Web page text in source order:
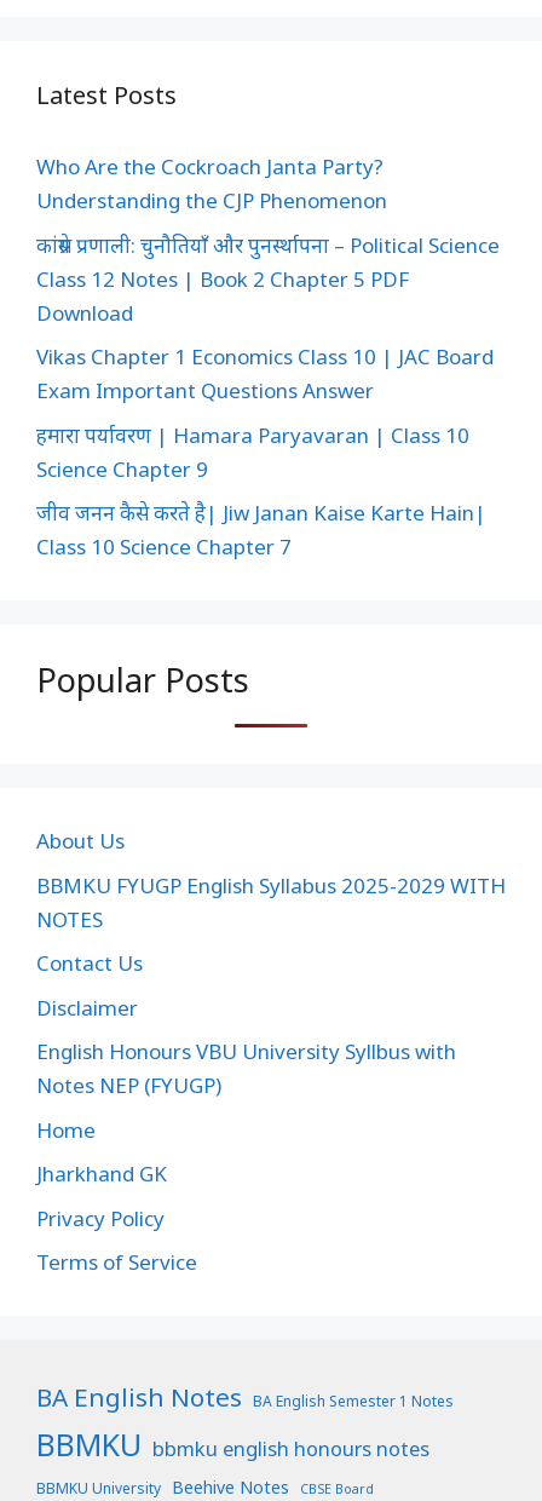
Latest Posts
Who Are the Cockroach Janta Party?
Understanding the CJP Phenomenon
कांग्रेस प्रणाली: चुनौतियाँ और पुनर्स्थापना – Political Science
Class 12 Notes | Book 2 Chapter 5 PDF
Download
Vikas Chapter 1 Economics Class 10 | JAC Board
Exam Important Questions Answer
हमारा पर्यावरण | Hamara Paryavaran | Class 10
Science Chapter 9
जीव जनन कैसे करते है| Jiw Janan Kaise Karte Hain|
Class 10 Science Chapter 7
Popular Posts
About Us
BBMKU FYUGP English Syllabus 2025-2029 WITH
NOTES
Contact Us
Disclaimer
English Honours VBU University Syllbus with
Notes NEP (FYUGP)
Home
Jharkhand GK
Privacy Policy
Terms of Service
BA English Notes BA English Semester 1 Notes
BBMKU bbmku english honours notes
BBMKU University Beehive Notes CBSE Board